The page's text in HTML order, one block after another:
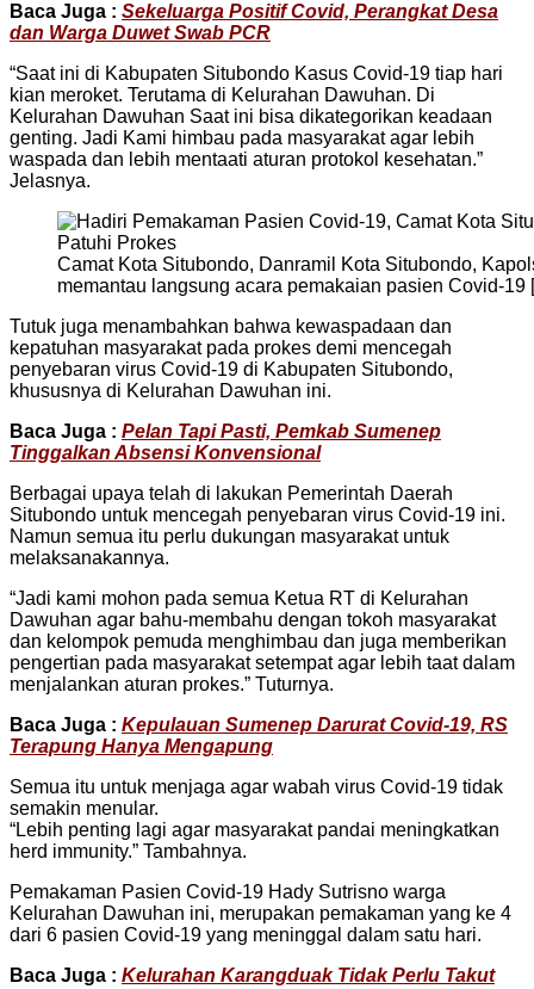
Baca Juga : Sekeluarga Positif Covid, Perangkat Desa
dan Warga Duwet Swab PCR
“Saat ini di Kabupaten Situbondo Kasus Covid-19 tiap hari
kian meroket. Terutama di Kelurahan Dawuhan. Di
Kelurahan Dawuhan Saat ini bisa dikategorikan keadaan
genting. Jadi Kami himbau pada masyarakat agar lebih
waspada dan lebih mentaati aturan protokol kesehatan.”
Jelasnya.
Camat Kota Situbondo, Danramil Kota Situbondo,
memantau langsung acara pemakaian pasien Covid-19
Tutuk juga menambahkan bahwa kewaspadaan dan
kepatuhan masyarakat pada prokes demi mencegah
penyebaran virus Covid-19 di Kabupaten Situbondo,
khususnya di Kelurahan Dawuhan ini.
Baca Juga : Pelan Tapi Pasti, Pemkab Sumenep
Tinggalkan Absensi Konvensional
Berbagai upaya telah di lakukan Pemerintah Daerah
Situbondo untuk mencegah penyebaran virus Covid-19 ini.
Namun semua itu perlu dukungan masyarakat untuk
melaksanakannya.
“Jadi kami mohon pada semua Ketua RT di Kelurahan
Dawuhan agar bahu-membahu dengan tokoh masyarakat
dan kelompok pemuda menghimbau dan juga memberikan
pengertian pada masyarakat setempat agar lebih taat dalam
menjalankan aturan prokes.” Tuturnya.
Baca Juga : Kepulauan Sumenep Darurat Covid-19, RS
Terapung Hanya Mengapung
Semua itu untuk menjaga agar wabah virus Covid-19 tidak
semakin menular.
“Lebih penting lagi agar masyarakat pandai meningkatkan
herd immunity.” Tambahnya.
Pemakaman Pasien Covid-19 Hady Sutrisno warga
Kelurahan Dawuhan ini, merupakan pemakaman yang ke 4
dari 6 pasien Covid-19 yang meninggal dalam satu hari.
Baca Juga : Kelurahan Karangduak Tidak Perlu Takut